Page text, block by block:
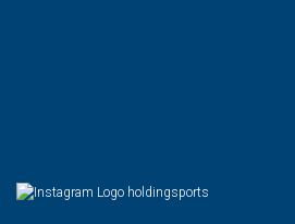
holdingsports